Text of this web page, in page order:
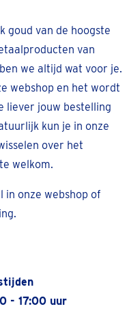
goud van de hoogste
van
we altijd wat voor je.
webshop en het wordt
liever jouw bestelling
kun je in onze
over het
welkom.
in onze webshop of
- 17:00 uur